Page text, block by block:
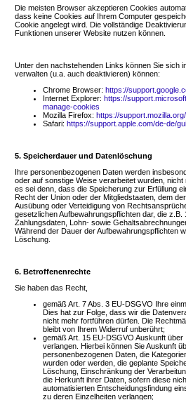
Die meisten Browser akzeptieren Cookies
dass keine Cookies auf Ihrem Computer
Cookie angelegt wird. Die vollständige
Funktionen unserer Website nutzen können.
Unter den nachstehenden Links können Sie sich
verwalten (u.a. auch deaktivieren) können:
Chrome Browser: https://
Internet Explorer: https://
manage-cookies
Mozilla Firefox: https://
Safari: https://support.apple.com/de-de/
5. Speicherdauer und Datenlöschung
Ihre personenbezogenen Daten werden
oder auf sonstige Weise verarbeitet wurden,
es sei denn, dass die Speicherung zur Erfüllung
Recht der Union oder der Mitgliedstaaten, dem
Ausübung oder Verteidigung von
gesetzlichen Aufbewahrungspflichten dar, die
Zahlungsdaten, Lohn- sowie
Während der Dauer der Aufbewahrungspflichten
Löschung.
6. Betroffenenrechte
Sie haben das Recht,
gemäß Art. 7 Abs. 3 EU-DSGVO Ihre
Dies hat zur Folge, dass wir die
nicht mehr fortführen dürfen. Die
bleibt von Ihrem Widerruf unberührt;
gemäß Art. 15 EU-DSGVO Auskunft
verlangen. Hierbei können Sie Auskunft
personenbezogenen Daten, die
wurden oder werden, die geplante
Löschung, Einschränkung der
die Herkunft ihrer Daten, sofern diese
automatisierten Entscheidungsfindung
zu deren Einzelheiten verlangen;